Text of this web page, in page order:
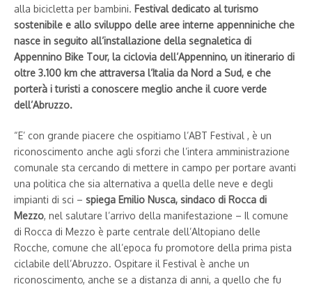
alla bicicletta per bambini. Festival dedicato al turismo
sostenibile e allo sviluppo delle aree interne appenniniche che
nasce in seguito all’installazione della segnaletica di
Appennino Bike Tour, la ciclovia dell’Appennino, un itinerario di
oltre 3.100 km che attraversa l’Italia da Nord a Sud, e che
porterà i turisti a conoscere meglio anche il cuore verde
dell’Abruzzo.
“E’ con grande piacere che ospitiamo l’ABT Festival , è un
riconoscimento anche agli sforzi che l’intera amministrazione
comunale sta cercando di mettere in campo per portare avanti
una politica che sia alternativa a quella delle neve e degli
impianti di sci – spiega Emilio Nusca, sindaco di Rocca di
Mezzo, nel salutare l’arrivo della manifestazione – Il comune
di Rocca di Mezzo è parte centrale dell’Altopiano delle
Rocche, comune che all’epoca fu promotore della prima pista
ciclabile dell’Abruzzo. Ospitare il Festival è anche un
riconoscimento, anche se a distanza di anni, a quello che fu